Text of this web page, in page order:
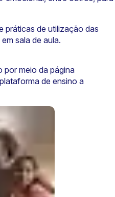
práticas de utilização das
sala de aula.
por meio da página
de ensino a